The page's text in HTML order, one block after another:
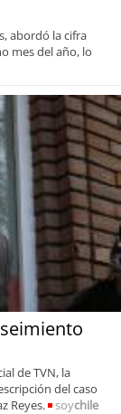
abordó la cifra
mes del año, lo
de TVN, la
del caso
Reyes.
soychile